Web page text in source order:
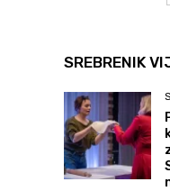
SREBRENIK